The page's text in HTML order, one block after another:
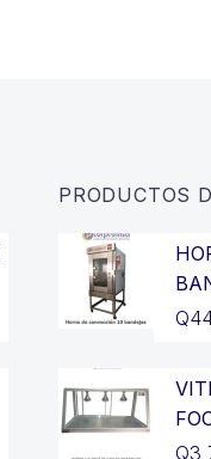
PRODUCTOS
Q
Q